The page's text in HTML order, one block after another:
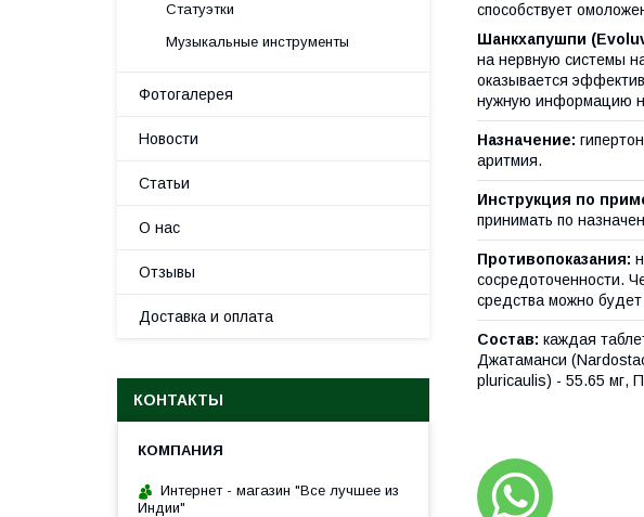
способствует
Шанкхапушпи
на нервную системы
оказывается
нужную информацию
Назначение:
аритмия.
Инструкция по
принимать по
Противопоказания:
сосредоточенности.
средства можно будет
Состав: каждая
Джатаманси
pluricaulis) - 55.65 мг,
Статуэтки
Музыкальные инструменты
Фотогалерея
Новости
Статьи
О нас
Отзывы
Доставка и оплата
КОНТАКТЫ
Интернет - магазин "Все лучшее из
Индии"